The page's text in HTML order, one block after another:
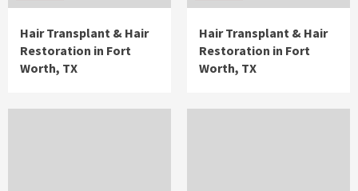
Hair Transplant & Hair
Restoration in Fort
Worth, TX
Hair Transplant & Hair
Restoration in Fort
Worth, TX